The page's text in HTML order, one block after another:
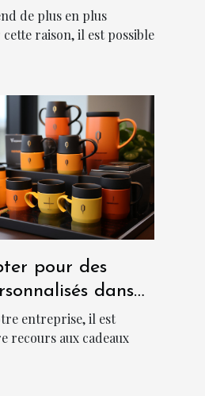
de plus en plus
cette raison, il est possible
pour des
dans
?
entreprise, il est
recours aux cadeaux